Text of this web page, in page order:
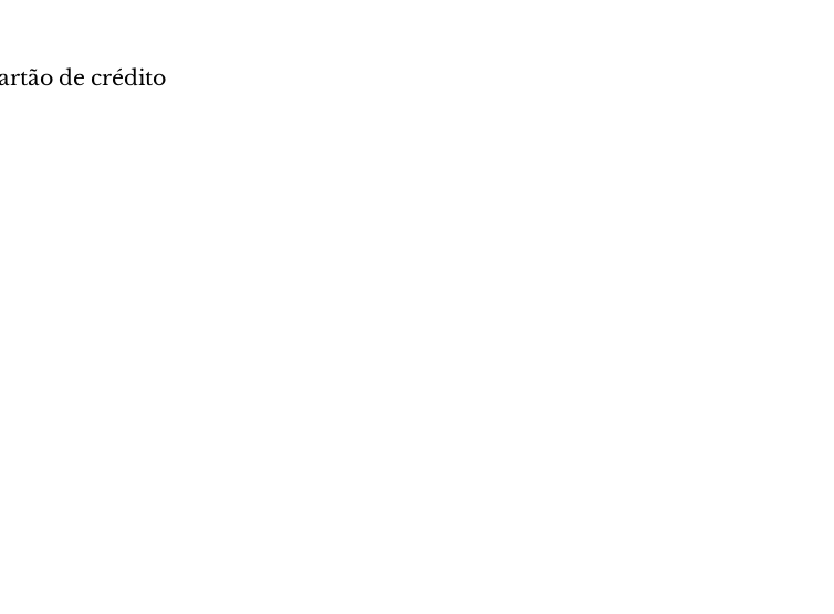
de crédito